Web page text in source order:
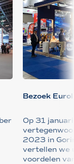
Bezoek
Op 31
2023 in
vertellen we
voordelen